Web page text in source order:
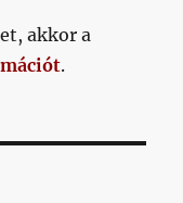
akkor a
.